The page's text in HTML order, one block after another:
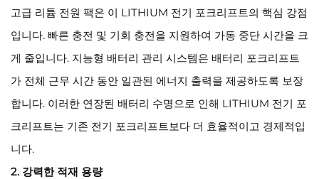
고급 리튬 전원 팩은 이 LITHIUM 전기 포크리프트의 핵심 강점
입니다. 빠른 충전 및 기회 충전을 지원하여 가동 중단 시간을 크
게 줄입니다. 지능형 배터리 관리 시스템은 배터리 포크리프트
가 전체 근무 시간 동안 일관된 에너지 출력을 제공하도록 보장
합니다. 이러한 연장된 배터리 수명으로 인해 LITHIUM 전기 포
크리프트는 기존 전기 포크리프트보다 더 효율적이고 경제적입
니다.
2. 강력한 적재 용량